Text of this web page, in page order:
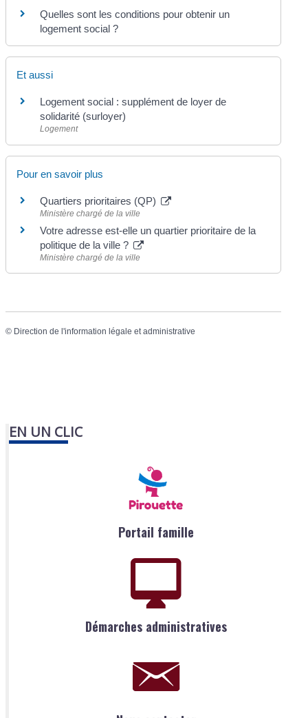
Quelles sont les conditions pour obtenir un
logement social ?
Et aussi
Logement social : supplément de loyer de
solidarité (surloyer)
Logement
Pour en savoir plus
Quartiers prioritaires (QP)
Ministère chargé de la ville
Votre adresse est-elle un quartier prioritaire de la
politique de la ville ?
Ministère chargé de la ville
© Direction de l'information légale et administrative
EN UN CLIC
Portail famille
Démarches administratives